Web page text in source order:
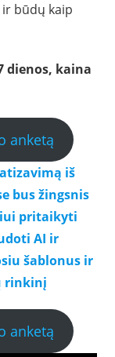
būdų kaip
dienos, kaina
anketą
iš
bus žingsnis
pritaikyti
AI ir
šablonus ir
rinkinį
anketą